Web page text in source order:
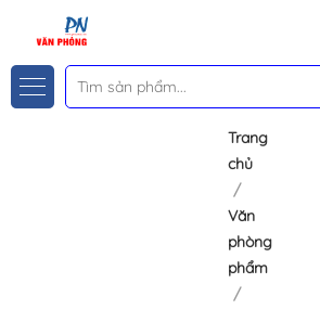
Trang
chủ
Văn
phòng
phẩm